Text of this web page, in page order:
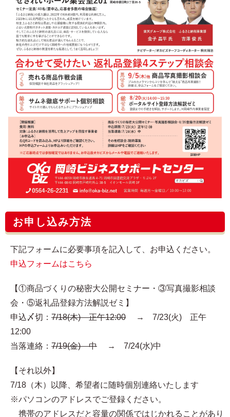
お申し込み方法
下記フォームに必要事項を記入して、お申込ください。
申込フォームはこちら
【①商品づくりの秘密大公開セミナー・③写真撮影相談
会・⑤返礼品登録方法解説ゼミ】
申込〆切： 7/18(木) 正午12:00 → 7/23(火) 正午
12:00
当落連絡： 7/19(金) 中 → 7/24(水)中
【それ以外】
7/18（木）以降、希望者に随時個別連絡いたします
※パソコンのアドレスでご登録ください。
携帯のアドレスだと容量の関係ではじかれることがあり